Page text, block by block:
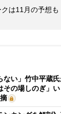
は11月の予想も
ない」竹中平蔵
の場しのぎ」い